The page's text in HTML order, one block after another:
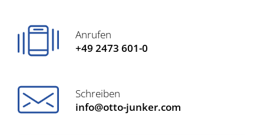
Anrufen
+49 2473 601-0
Schreiben
info@otto-junker.com